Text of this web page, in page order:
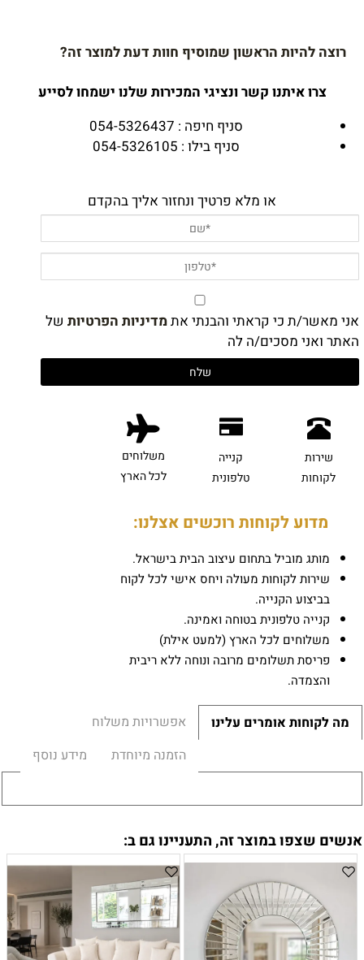
רוצה להיות הראשון שמוסיף חוות דעת למוצר זה?
צרו איתנו קשר ונציגי המכירות שלנו ישמחו לסייע
סניף חיפה : 054-5326437
סניף בילו : 054-5326105
או מלא פרטיך ונחזור אליך בהקדם
אני מאשר/ת כי קראתי והבנתי אתמדיניות הפרטיות של
האתר ואני מסכים/ה לה
שירות
לקוחות
קנייה
טלפונית
משלוחים
לכל הארץ
מדוע לקוחות רוכשים אצלנו:
מותג מוביל בתחום עיצוב הבית בישראל.
שירות לקוחות מעולה ויחס אישי לכל לקוח
בביצוע הקנייה.
קנייה טלפונית בטוחה ואמינה.
משלוחים לכל הארץ (למעט אילת)
פריסת תשלומים מרובה ונוחה ללא ריבית
והצמדה.
מה לקוחות אומרים עלינו
אפשרויות משלוח
הזמנה מיוחדת
מידע נוסף
אנשים שצפו במוצר זה, התעניינו גם ב: